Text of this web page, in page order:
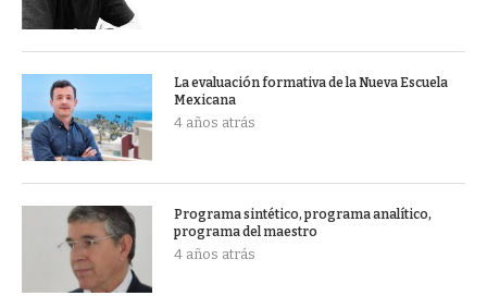
La evaluación formativa de la Nueva Escuela
Mexicana
4 años atrás
Programa sintético, programa analítico,
programa del maestro
4 años atrás